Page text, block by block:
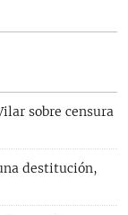
sobre censura
destitución,